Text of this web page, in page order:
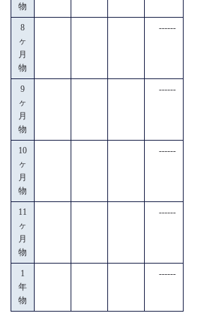
物
8
ヶ
月
物
------
9
ヶ
月
物
------
10
ヶ
月
物
------
11
ヶ
月
物
------
1
年
物
------